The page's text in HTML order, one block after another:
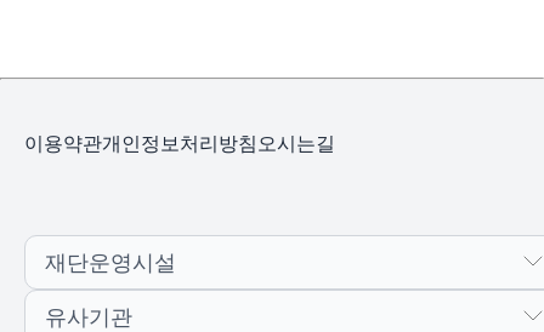
이용약관개인정보처리방침오시는길
재단운영시설
유사기관